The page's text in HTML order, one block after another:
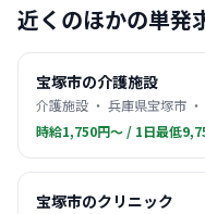
近くのほかの単発
宝塚市の介護施設
介護施設 ・ 兵庫県宝塚市
時給1,750円〜 / 1日最低
宝塚市のクリニック